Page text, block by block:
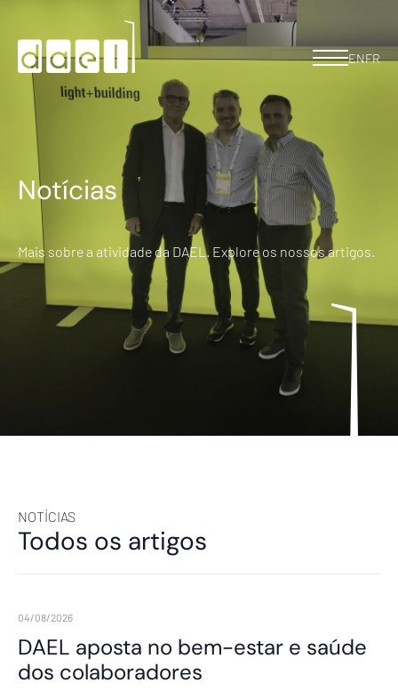
ENFR
Notícias
Mais sobre a atividade da DAEL. Explore os nossos artigos.
NOTÍCIAS
Todos os artigos
DAEL aposta no bem-estar e saúde
dos colaboradores
04/08/2026